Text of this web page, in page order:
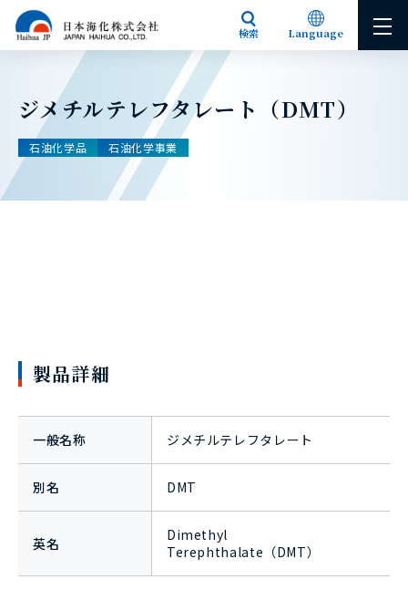
検索 Language
Japanese English
ジメチルテレフタレート（DMT）
石油化学品 石油化学事業
製品詳細
一般名称 ジメチルテレフタレート
別名 DMT
英名
Dimethyl
Terephthalate（DMT）